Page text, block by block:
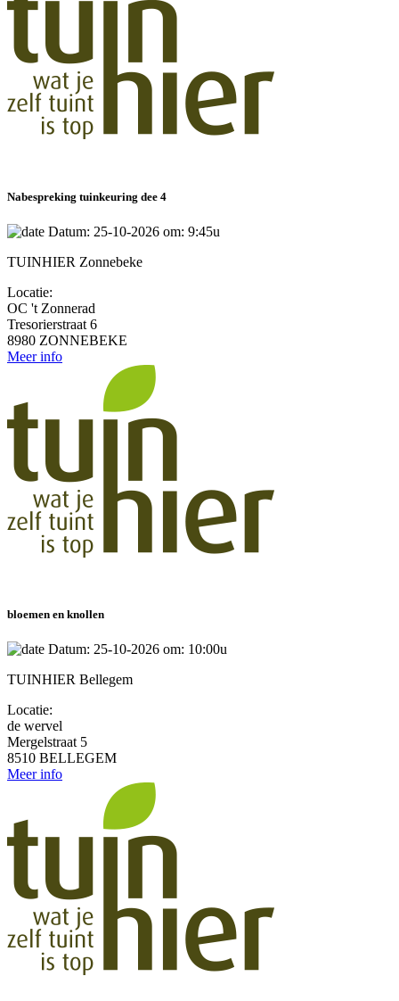
Nabespreking tuinkeuring dee 4
Datum: 25-10-2026 om: 9:45u
TUINHIER Zonnebeke
Locatie:
OC 't Zonnerad
Tresorierstraat 6
8980 ZONNEBEKE
Meer info
bloemen en knollen
Datum: 25-10-2026 om: 10:00u
TUINHIER Bellegem
Locatie:
de wervel
Mergelstraat 5
8510 BELLEGEM
Meer info